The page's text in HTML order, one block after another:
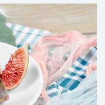
Villámgyors menü